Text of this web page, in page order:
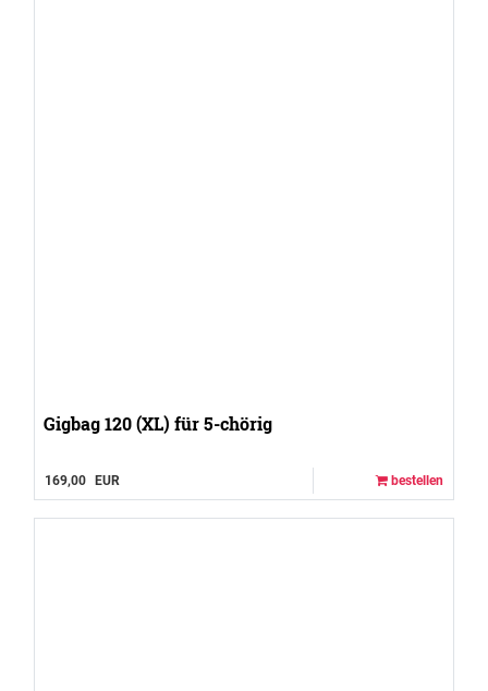
Gigbag 120 (XL) für 5-chörig
169,00 EUR bestellen